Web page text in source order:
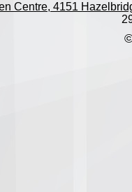
Centre, 4151